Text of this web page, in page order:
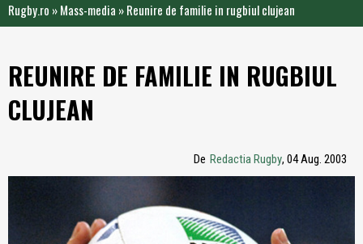
Rugby.ro »Mass-media »Reunire de familie in rugbiul clujean
REUNIRE DE FAMILIE IN RUGBIUL
CLUJEAN
De Redactia Rugby, 04 Aug. 2003